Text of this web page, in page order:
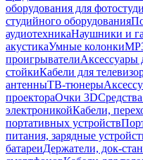
оборудования для
студийного оборудования
аудиотехникаНаушники и
акустикаУмные колонки
проигрывателиАксессуары
стойкиКабели для
антенныТВ-тюнеры
проектораОчки 3D
электроникойКабели,
портативных устройств
питания, зарядные
батареиДержатели, док-